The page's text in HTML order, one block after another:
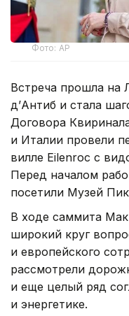
Фото: АР
Встреча прошла на
д’Антиб и стала
Договора
и Италии провели
вилле Eilenroc с
Перед началом
посетили Музей
В ходе саммита
широкий круг
и европейского
рассмотрели
и еще целый ряд
и энергетике.